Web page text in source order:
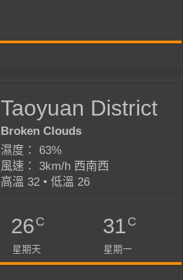
Taoyuan District
Broken Clouds
濕度： 63%
風速： 3km/h 西南西
高溫 32 • 低溫 26
26C
星期天
31C
星期一